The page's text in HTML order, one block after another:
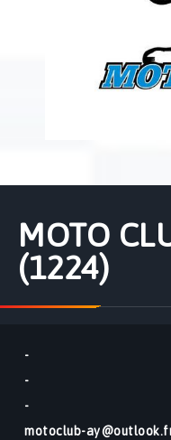
MOTO
(1224)
-
-
-
motoclub-